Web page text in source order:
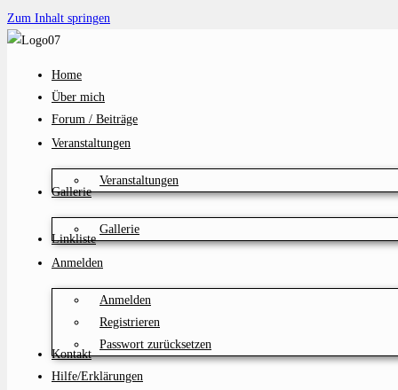
Zum Inhalt springen
Home
Über mich
Forum / Beiträge
Veranstaltungen
Veranstaltungen
Gallerie
Gallerie
Linkliste
Anmelden
Anmelden
Registrieren
Passwort zurücksetzen
Kontakt
Hilfe/Erklärungen